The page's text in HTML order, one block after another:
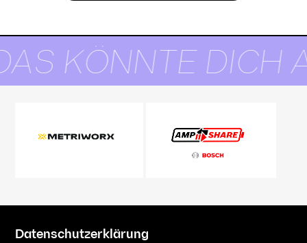
KÖNNTE DICH
Datenschutzerklärung